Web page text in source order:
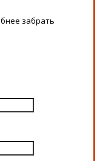
забрать